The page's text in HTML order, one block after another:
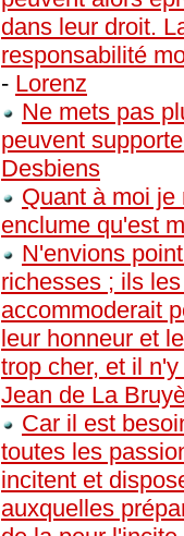
dans leur droit.
responsabilité
- Lorenz
Ne mets pas
peuvent
Desbiens
Quant à moi
enclume qu'est
N'envions
richesses ; ils
accommoderait
leur honneur et
trop cher, et il
Jean de La
Car il est
toutes les
incitent et
auxquelles